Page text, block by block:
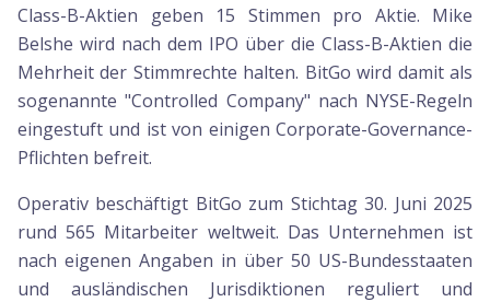
Class-B-Aktien geben 15 Stimmen pro Aktie. Mike
Belshe wird nach dem IPO über die Class-B-Aktien die
Mehrheit der Stimmrechte halten. BitGo wird damit als
sogenannte "Controlled Company" nach NYSE-Regeln
eingestuft und ist von einigen Corporate-Governance-
Pflichten befreit.
Operativ beschäftigt BitGo zum Stichtag 30. Juni 2025
rund 565 Mitarbeiter weltweit. Das Unternehmen ist
nach eigenen Angaben in über 50 US-Bundesstaaten
und ausländischen Jurisdiktionen reguliert und